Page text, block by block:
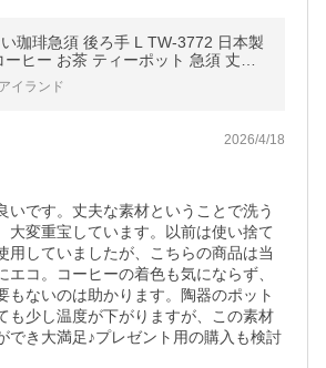
珈琲急須 後ろ手 L TW-3772 日本製
ーヒー お茶 ティーポット 急須 丈夫
軽 トライタン製 割れない 琥珀色
イランド
2026/4/18
いです。丈夫な素材ということで洗う
大変重宝しています。以前は使い捨て
用していましたが、こちらの商品は当
エコ。コーヒーの着色も気にならず、
もないのは助かります。陶器のポット
も少し温度が下がりますが、この素材
でき大満足♪プレゼント用の購入も検討